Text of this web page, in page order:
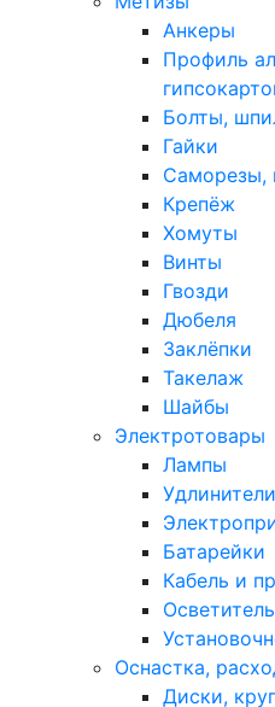
Анкеры
Профиль
Болты,
Гайки
Саморезы,
Крепёж
Хомуты
Винты
Гвозди
Дюбеля
Заклёпки
Такелаж
Шайбы
Электротовары
Лампы
Батарейки
Кабель и
Оснастка,
Диски,